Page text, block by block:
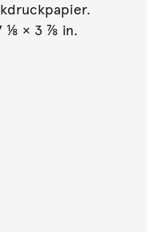
⅛ × 3 ⅞ in.